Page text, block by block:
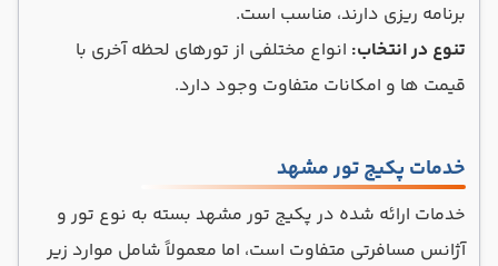
برنامه ریزی دارند، مناسب است.
تنوع در انتخاب: انواع مختلفی از تورهای لحظه آخری با
قیمت ها و امکانات متفاوت وجود دارد.
خدمات پکیج تور مشهد
خدمات ارائه شده در پکیج تور مشهد بسته به نوع تور و
آژانس مسافرتی متفاوت است، اما معمولاً شامل موارد زیر